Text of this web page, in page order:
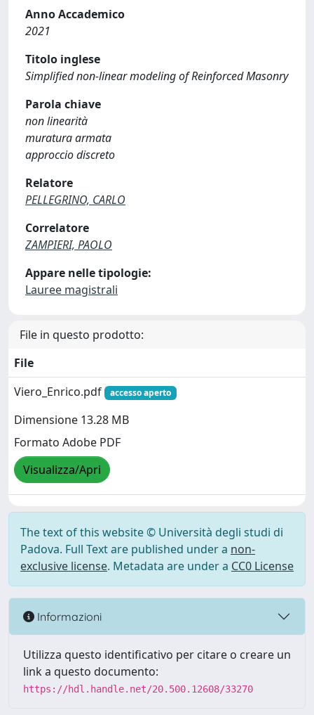
Anno Accademico
2021
Titolo inglese
Simplified non-linear modeling of Reinforced Masonry
Parola chiave
non linearità
muratura armata
approccio discreto
Relatore
PELLEGRINO, CARLO
Correlatore
ZAMPIERI, PAOLO
Appare nelle tipologie:
Lauree magistrali
File in questo prodotto:
File
Viero_Enrico.pdf
accesso aperto
Dimensione 13.28 MB
Formato Adobe PDF
Visualizza/Apri
The text of this website © Università degli studi di
Padova. Full Text are published under a non-
exclusive license. Metadata are under a CC0 License
Informazioni
Utilizza questo identificativo per citare o creare un
link a questo documento:
https://hdl.handle.net/20.500.12608/33270